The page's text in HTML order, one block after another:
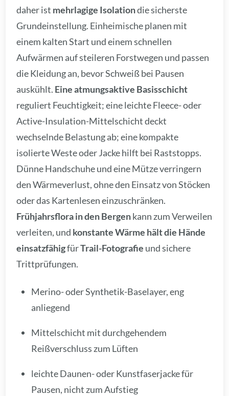
daher ist mehrlagige Isolationdie sicherste
Grundeinstellung. Einheimische planen mit
einem kalten Start und einem schnellen
Aufwärmen auf steileren Forstwegen und passen
die Kleidung an, bevor Schweiß bei Pausen
auskühlt. Eine atmungsaktive Basisschicht
reguliert Feuchtigkeit; eine leichte Fleece- oder
Active-Insulation-Mittelschicht deckt
wechselnde Belastung ab; eine kompakte
isolierte Weste oder Jacke hilft bei Raststopps.
Dünne Handschuhe und eine Mütze verringern
den Wärmeverlust, ohne den Einsatz von Stöcken
oder das Kartenlesen einzuschränken.
Frühjahrsflora in den Bergenkann zum Verweilen
verleiten, und konstante Wärme hält die Hände
einsatzfähigfürTrail-Fotografie und sichere
Trittprüfungen.
Merino- oder Synthetik-Baselayer, eng
anliegend
Mittelschicht mit durchgehendem
Reißverschluss zum Lüften
leichte Daunen- oder Kunstfaserjacke für
Pausen, nicht zum Aufstieg